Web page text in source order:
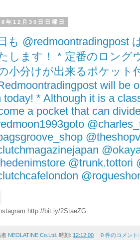
年12月30日日曜日
も @redmoontradingpost
します！ * 定番のロング
小分けが出来るポケット
will be
today! * Although it is a
a pocket that can
@trunk.tottori
http://bit.ly/2StaeZG
者 NEOLATINE Co.Ltd. 時刻: 12:12:00 0 件のコメント: